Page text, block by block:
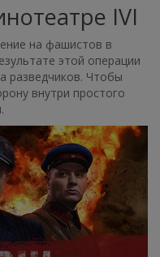
IVI
на фашистов в
этой операции
разведчиков. Чтобы
внутри простого